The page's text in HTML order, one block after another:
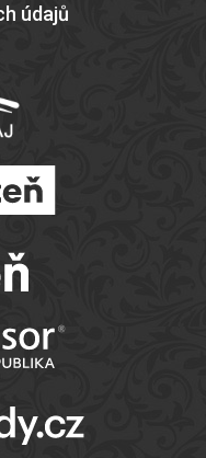
údajů